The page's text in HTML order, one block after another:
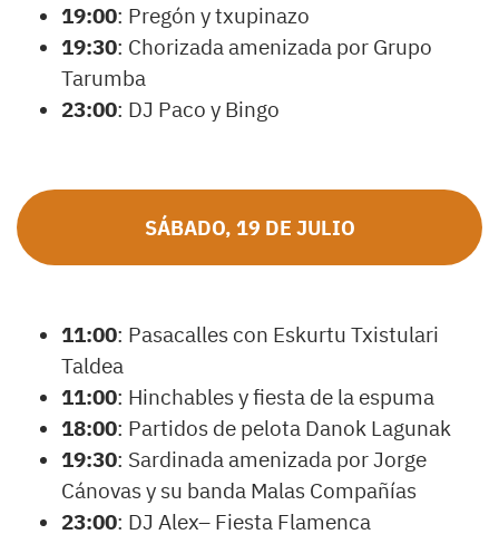
19:00: Pregón y txupinazo
19:30: Chorizada amenizada por Grupo
Tarumba
23:00: DJ Paco y Bingo
SÁBADO, 19 DE JULIO
11:00: Pasacalles con Eskurtu Txistulari
Taldea
11:00: Hinchables y fiesta de la espuma
18:00: Partidos de pelota Danok Lagunak
19:30: Sardinada amenizada por Jorge
Cánovas y su banda Malas Compañías
23:00: DJ Alex– Fiesta Flamenca